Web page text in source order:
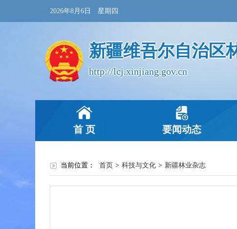
2026年8月6日 星期四
新疆维吾尔自治区
http://lcj.xinjiang.gov.cn
首 页 要闻动态
当前位置： 首页 > 科技与文化 > 新疆林业杂志